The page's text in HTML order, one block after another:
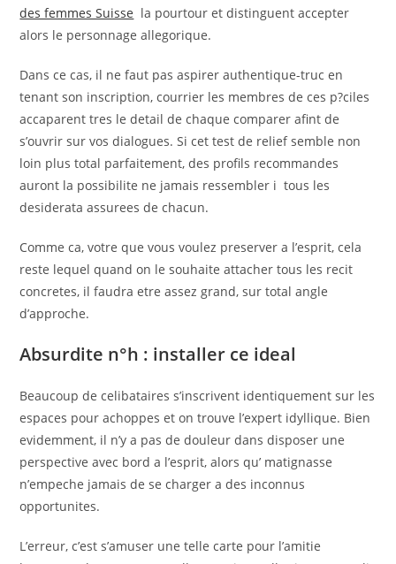
des femmes Suisse la pourtour et distinguent accepter
alors le personnage allegorique.
Dans ce cas, il ne faut pas aspirer authentique-truc en
tenant son inscription, courrier les membres de ces p?ciles
accaparent tres le detail de chaque comparer afint de
s’ouvrir sur vos dialogues. Si cet test de relief semble non
loin plus total parfaitement, des profils recommandes
auront la possibilite ne jamais ressembler i tous les
desiderata assurees de chacun.
Comme ca, votre que vous voulez preserver a l’esprit, cela
reste lequel quand on le souhaite attacher tous les recit
concretes, il faudra etre assez grand, sur total angle
d’approche.
Absurdite n°h : installer ce ideal
Beaucoup de celibataires s’inscrivent identiquement sur les
espaces pour achoppes et on trouve l’expert idyllique. Bien
evidemment, il n’y a pas de douleur dans disposer une
perspective avec bord a l’esprit, alors qu’ matignasse
n’empeche jamais de se charger a des inconnus
opportunites.
L’erreur, c’est s’amuser une telle carte pour l’amitie